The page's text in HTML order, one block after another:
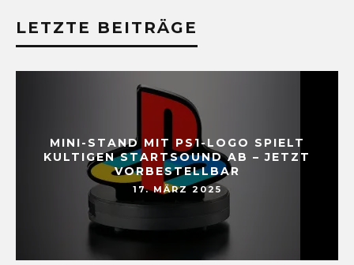
LETZTE BEITRÄGE
MINI-STAND MIT PS1-LOGO SPIELT
KULTIGEN STARTSOUND AB – JETZT
VORBESTELLBAR
17. MÄRZ 2025